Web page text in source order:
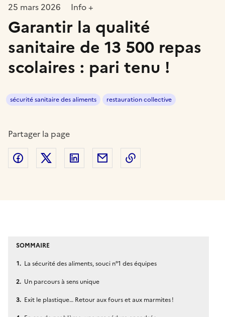
25 mars 2026 Info +
Garantir la qualité
sanitaire de 13 500 repas
scolaires : pari tenu !
sécurité sanitaire des aliments restauration collective
Partager la page
Partager sur Facebook
Partager sur Twitter
Partager sur LinkedIn
Partager par email
SOMMAIRE
La sécurité des aliments, souci n°1 des équipes
Un parcours à sens unique
Exit le plastique… Retour aux fours et aux marmites !